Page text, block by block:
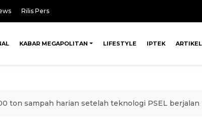
Rilis Pers
KABAR MEGAPOLITAN LIFESTYLE IPTEK ARTIKEL
ton sampah harian setelah teknologi PSEL berjalan